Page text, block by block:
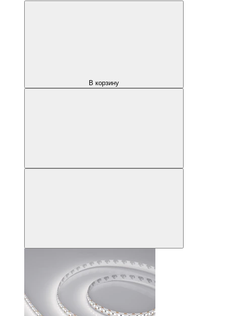
В корзину